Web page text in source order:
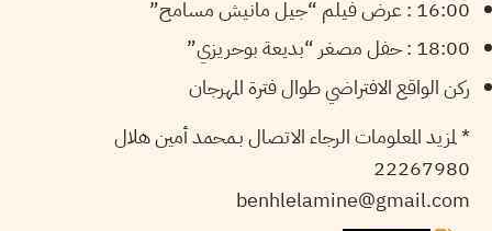
16:00 : عرض فيلم “جيل مانيش مسامح”
18:00 : حفل مصغر “بديعة بوحريزي”
ركن الواقع الافتراضي طوال فترة المهرجان
* لمزيد المعلومات الرجاء الاتصال بـمحمد أمين هلال
22267980
benhlelamine@gmail.com